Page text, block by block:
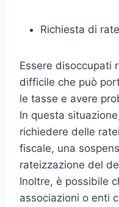
Richiesta di
Essere disoccupati
difficile che può
le tasse e avere
In questa
richiedere delle
fiscale, una
rateizzazione del
Inoltre, è possibile
associazioni o enti